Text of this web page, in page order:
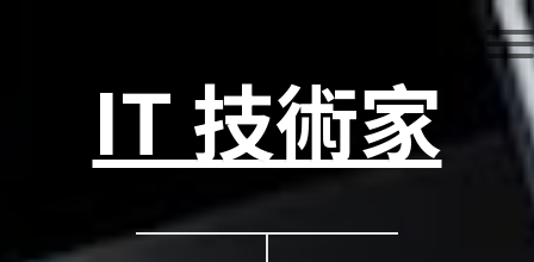
IT 技術家